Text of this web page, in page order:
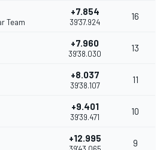
Team
+7.854
39'37.924
16
+7.960
39'38.030
13
+8.037
39'38.107
11
+9.401
39'39.471
10
+12.995 9